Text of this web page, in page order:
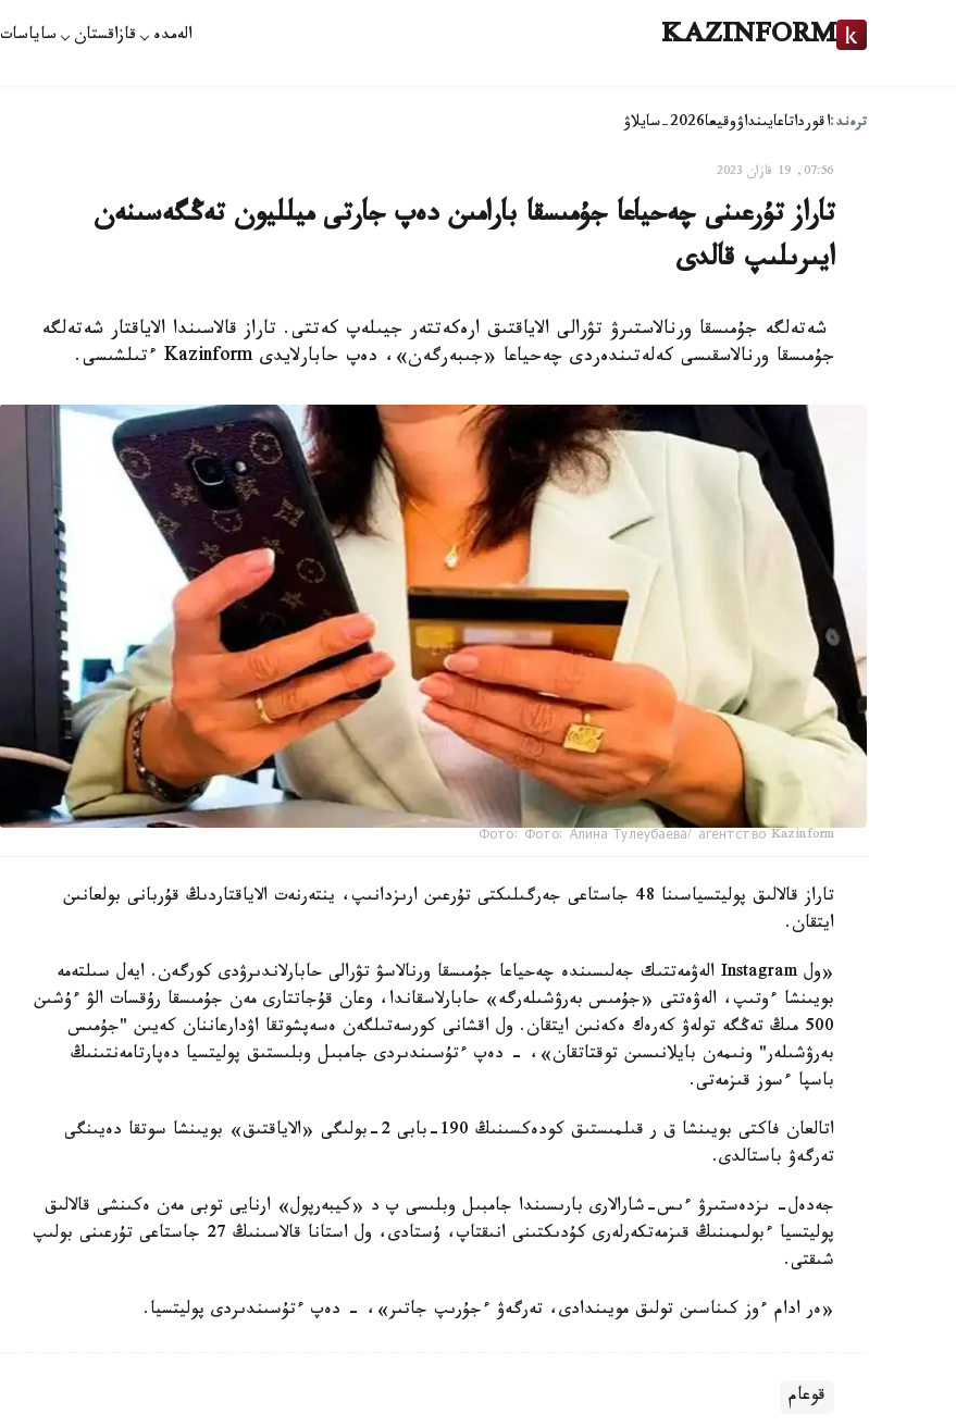
KAZINFORM الەمدە قازاقستان ساياسات
ترەند:اقورداتاعايىنداۋوقيعا2026-سايلاۋ
07:56, 19 قازان 2023
تاراز تۇرعىنى چەحياعا جۇمىسقا بارامىن دەپ جارتى ميلليون تەڭگەسىنەن
ايىرىلىپ قالدى
شەتەلگە جۇمىسقا ورنالاستىرۋ تۋرالى الاياقتىق ارەكەتتەر جيىلەپ كەتتى. تاراز قالاسىندا الاياقتار شەتەلگە
جۇمىسقا ورنالاسقىسى كەلەتىندەردى چەحياعا «جىبەرگەن»، دەپ حابارلايدى Kazinform ءتىلشىسى.
Фото: Фото: Алина Тулеубаева/ агентство Kazinform
تاراز قالالىق پوليتسياسىنا 48 جاستاعى جەرگىلىكتى تۇرعىن ارىزدانىپ، ينتەرنەت الاياقتاردىڭ قۇربانى بولعانىن
ايتقان.
«ول Instagram الەۋمەتتىك جەلىسىندە چەحياعا جۇمىسقا ورنالاسۋ تۋرالى حابارلاندىرۋدى كورگەن. ايەل سىلتەمە
بويىنشا ءوتىپ، الەۋەتتى «جۇمىس بەرۋشىلەرگە» حابارلاسقاندا، وعان قۇجاتتارى مەن جۇمىسقا رۇقسات الۋ ءۇشىن
500 مىڭ تەڭگە تولەۋ كەرەك ەكەنىن ايتقان. ول اقشانى كورسەتىلگەن ەسەپشوتقا اۋدارعاننان كەيىن "جۇمىس
بەرۋشىلەر" ونىمەن بايلانىسىن توقتاتقان»، - دەپ ءتۇسىندىردى جامبىل وبلىستىق پوليتسيا دەپارتامەنتىنىڭ
باسپا ءسوز قىزمەتى.
اتالعان فاكتى بويىنشا ق ر قىلمىستىق كودەكسىنىڭ 190-بابى 2-بولىگى «الاياقتىق» بويىنشا سوتقا دەيىنگى
تەرگەۋ باستالدى.
جەدەل- ىزدەستىرۋ ءىس-شارالارى بارىسىندا جامبىل وبلىسى پ د «كيبەرپول» ارنايى توبى مەن ەكىنشى قالالىق
پوليتسيا ءبولىمىنىڭ قىزمەتكەرلەرى كۇدىكتىنى انىقتاپ، ۇستادى، ول استانا قالاسىنىڭ 27 جاستاعى تۇرعىنى بولىپ
شىقتى.
«ەر ادام ءوز كىناسىن تولىق مويىندادى، تەرگەۋ ءجۇرىپ جاتىر»، - دەپ ءتۇسىندىردى پوليتسيا.
قوعام